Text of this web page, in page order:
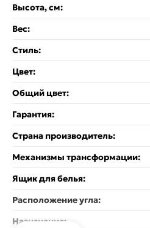
Высота, см:
Вес:
Стиль:
Цвет:
Общий цвет:
Гарантия:
Страна производитель:
Механизмы трансформации:
Ящик для белья:
Расположение угла:
Назначение: